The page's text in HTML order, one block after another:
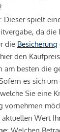
: Dieser spielt
da
die Besicherung
den
am besten die
Sofern es sich
Sie eine
vornehmen
Wert
: Welchen